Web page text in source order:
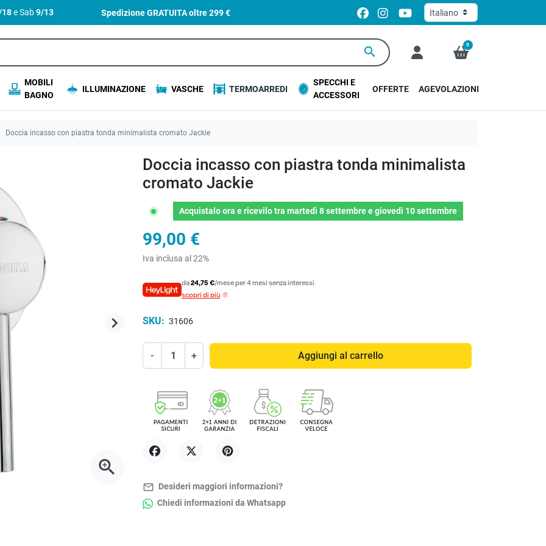
18e Sab9/13 Spedizione GRATUITA oltre299 €
search 0
MOBILI
BAGNO
ILLUMINAZIONE VASCHE TERMOARREDI
SPECCHI E
ACCESSORI
OFFERTE AGEVOLAZIONI
Doccia incasso con piastra tonda minimalista cromato Jackie
Successivo
keyboard_arrow_right
zoom_in
Doccia incasso con piastra tonda minimalista
cromato Jackie
Acquistalo ora e ricevilotramartedì 8 settembreegiovedì 10 settembre
99,00 €
Iva inclusa al 22%
da24,75 €/mese per 4 mesi senza interessi
scopri di più
SKU: 31606
- + Aggiungi al carrello
mail_outline Desideri maggiori informazioni?
Chiedi informazioni da Whatsapp